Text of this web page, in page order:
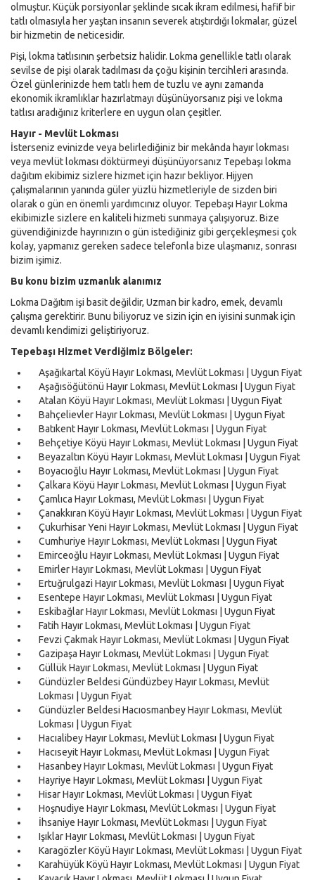
olmuştur. Küçük porsiyonlar şeklinde sıcak ikram edilmesi, hafif bir
tatlı olmasıyla her yaştan insanın severek atıştırdığı lokmalar, güzel
bir hizmetin de neticesidir.
Pişi, lokma tatlısının şerbetsiz halidir. Lokma genellikle tatlı olarak
sevilse de pişi olarak tadılması da çoğu kişinin tercihleri arasında.
Özel günlerinizde hem tatlı hem de tuzlu ve aynı zamanda
ekonomik ikramlıklar hazırlatmayı düşünüyorsanız pişi ve lokma
tatlısı aradığınız kriterlere en uygun olan çeşitler.
Hayır - Mevlüt Lokması
İsterseniz evinizde veya belirlediğiniz bir mekânda hayır lokması
veya mevlüt lokması döktürmeyi düşünüyorsanız Tepebaşı lokma
dağıtım ekibimiz sizlere hizmet için hazır bekliyor. Hijyen
çalışmalarının yanında güler yüzlü hizmetleriyle de sizden biri
olarak o gün en önemli yardımcınız oluyor. Tepebaşı Hayır Lokma
ekibimizle sizlere en kaliteli hizmeti sunmaya çalışıyoruz. Bize
güvendiğinizde hayrınızın o gün istediğiniz gibi gerçekleşmesi çok
kolay, yapmanız gereken sadece telefonla bize ulaşmanız, sonrası
bizim işimiz.
Bu konu bizim uzmanlık alanımız
Lokma Dağıtım işi basit değildir, Uzman bir kadro, emek, devamlı
çalışma gerektirir. Bunu biliyoruz ve sizin için en iyisini sunmak için
devamlı kendimizi geliştiriyoruz.
Tepebaşı Hizmet Verdiğimiz Bölgeler:
Aşağıkartal Köyü Hayır Lokması, Mevlüt Lokması | Uygun Fiyat
Aşağısöğütönü Hayır Lokması, Mevlüt Lokması | Uygun Fiyat
Atalan Köyü Hayır Lokması, Mevlüt Lokması | Uygun Fiyat
Bahçelievler Hayır Lokması, Mevlüt Lokması | Uygun Fiyat
Batıkent Hayır Lokması, Mevlüt Lokması | Uygun Fiyat
Behçetiye Köyü Hayır Lokması, Mevlüt Lokması | Uygun Fiyat
Beyazaltın Köyü Hayır Lokması, Mevlüt Lokması | Uygun Fiyat
Boyacıoğlu Hayır Lokması, Mevlüt Lokması | Uygun Fiyat
Çalkara Köyü Hayır Lokması, Mevlüt Lokması | Uygun Fiyat
Çamlıca Hayır Lokması, Mevlüt Lokması | Uygun Fiyat
Çanakkıran Köyü Hayır Lokması, Mevlüt Lokması | Uygun Fiyat
Çukurhisar Yeni Hayır Lokması, Mevlüt Lokması | Uygun Fiyat
Cumhuriye Hayır Lokması, Mevlüt Lokması | Uygun Fiyat
Emirceoğlu Hayır Lokması, Mevlüt Lokması | Uygun Fiyat
Emirler Hayır Lokması, Mevlüt Lokması | Uygun Fiyat
Ertuğrulgazi Hayır Lokması, Mevlüt Lokması | Uygun Fiyat
Esentepe Hayır Lokması, Mevlüt Lokması | Uygun Fiyat
Eskibağlar Hayır Lokması, Mevlüt Lokması | Uygun Fiyat
Fatih Hayır Lokması, Mevlüt Lokması | Uygun Fiyat
Fevzi Çakmak Hayır Lokması, Mevlüt Lokması | Uygun Fiyat
Gazipaşa Hayır Lokması, Mevlüt Lokması | Uygun Fiyat
Güllük Hayır Lokması, Mevlüt Lokması | Uygun Fiyat
Gündüzler Beldesi Gündüzbey Hayır Lokması, Mevlüt
Lokması | Uygun Fiyat
Gündüzler Beldesi Hacıosmanbey Hayır Lokması, Mevlüt
Lokması | Uygun Fiyat
Hacıalibey Hayır Lokması, Mevlüt Lokması | Uygun Fiyat
Hacıseyit Hayır Lokması, Mevlüt Lokması | Uygun Fiyat
Hasanbey Hayır Lokması, Mevlüt Lokması | Uygun Fiyat
Hayriye Hayır Lokması, Mevlüt Lokması | Uygun Fiyat
Hisar Hayır Lokması, Mevlüt Lokması | Uygun Fiyat
Hoşnudiye Hayır Lokması, Mevlüt Lokması | Uygun Fiyat
İhsaniye Hayır Lokması, Mevlüt Lokması | Uygun Fiyat
Işıklar Hayır Lokması, Mevlüt Lokması | Uygun Fiyat
Karagözler Köyü Hayır Lokması, Mevlüt Lokması | Uygun Fiyat
Karahüyük Köyü Hayır Lokması, Mevlüt Lokması | Uygun Fiyat